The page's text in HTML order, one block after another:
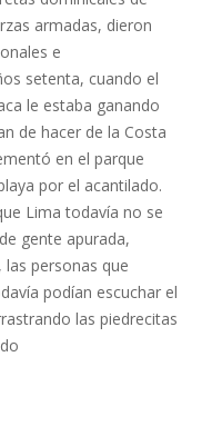
armadas, dieron
e
setenta, cuando el
le estaba ganando
de hacer de la Costa
en el parque
por el acantilado.
Lima todavía no se
gente apurada,
personas que
podían escuchar el
las piedrecitas